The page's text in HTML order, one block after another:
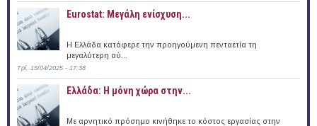
Eurostat: Μεγάλη ενίσχυση...
H Ελλάδα κατάφερε την προηγούμενη πενταετία τη
μεγαλύτερη αύ...
Τρί, 15/04/2025 - 17:38
Ελλάδα: Η μόνη χώρα στην...
Με αρνητικό πρόσημο κινήθηκε το κόστος εργασίας στην